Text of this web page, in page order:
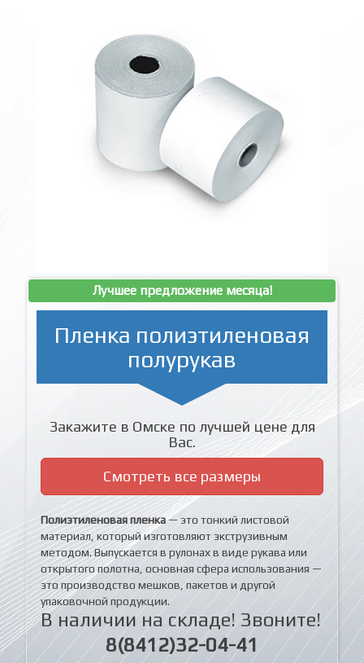
Лучшее предложение месяца!
Пленка полиэтиленовая
полурукав
Закажите в Омске по лучшей цене для
Вас.
Смотреть все размеры
Полиэтиленовая пленка— это тонкий листовой
материал, который изготовляют экструзивным
методом. Выпускается в рулонах в виде рукава или
открытого полотна, основная сфера использования —
это производство мешков, пакетов и другой
упаковочной продукции.
В наличии на складе! Звоните!
8(8412)32-04-41